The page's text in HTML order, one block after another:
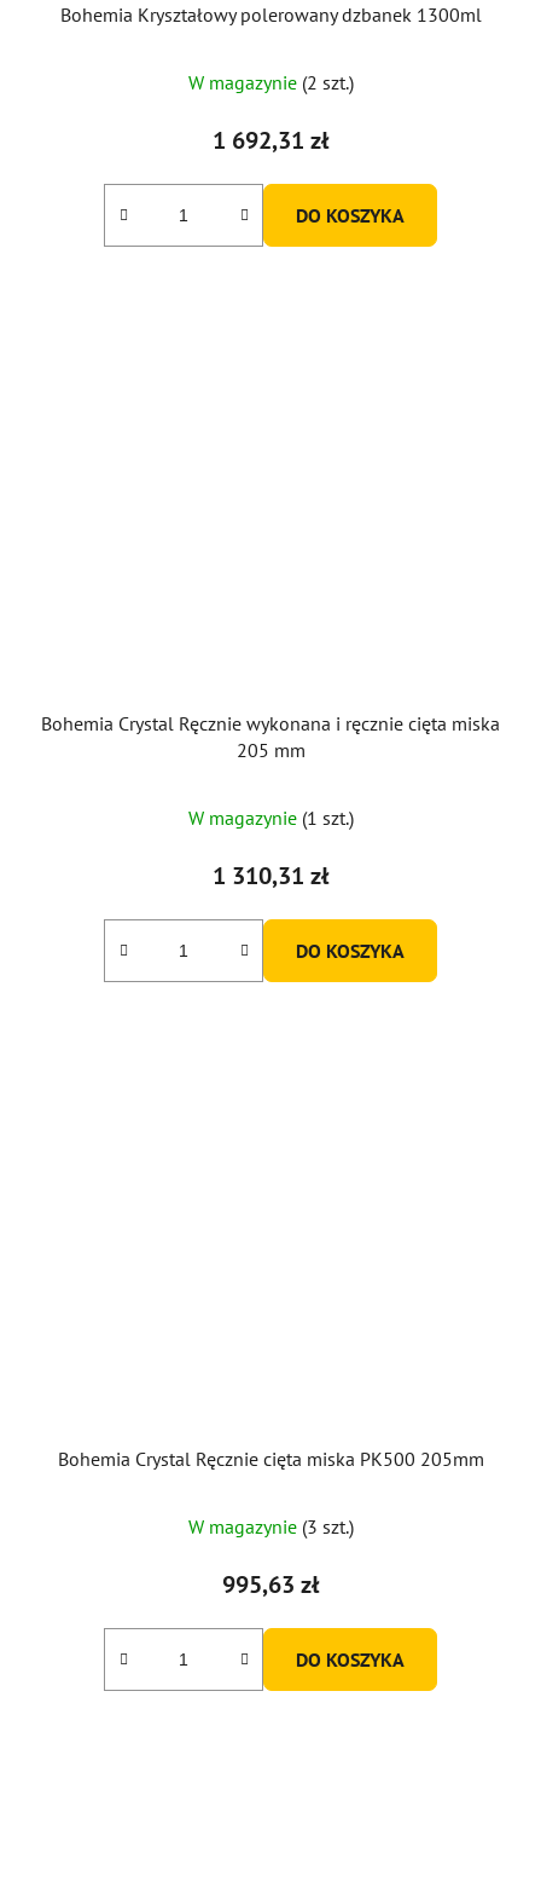
Bohemia Kryształowy polerowany dzbanek 1300ml
W magazynie (2 szt.)
1 692,31 zł
DO KOSZYKA
Bohemia Crystal Ręcznie wykonana i ręcznie cięta miska
205 mm
W magazynie (1 szt.)
1 310,31 zł
DO KOSZYKA
Bohemia Crystal Ręcznie cięta miska PK500 205mm
W magazynie (3 szt.)
995,63 zł
DO KOSZYKA